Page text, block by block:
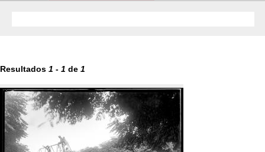
Resultados 1 - 1 de 1